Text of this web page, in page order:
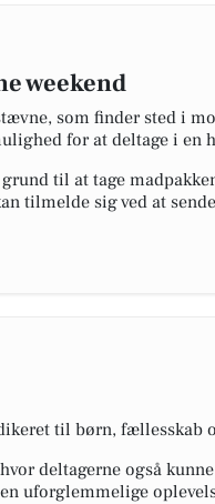
weekend
som finder sted i
for at deltage i en
til at tage
tilmelde sig ved at
til børn, fællesskab
deltagerne også
uforglemmelige